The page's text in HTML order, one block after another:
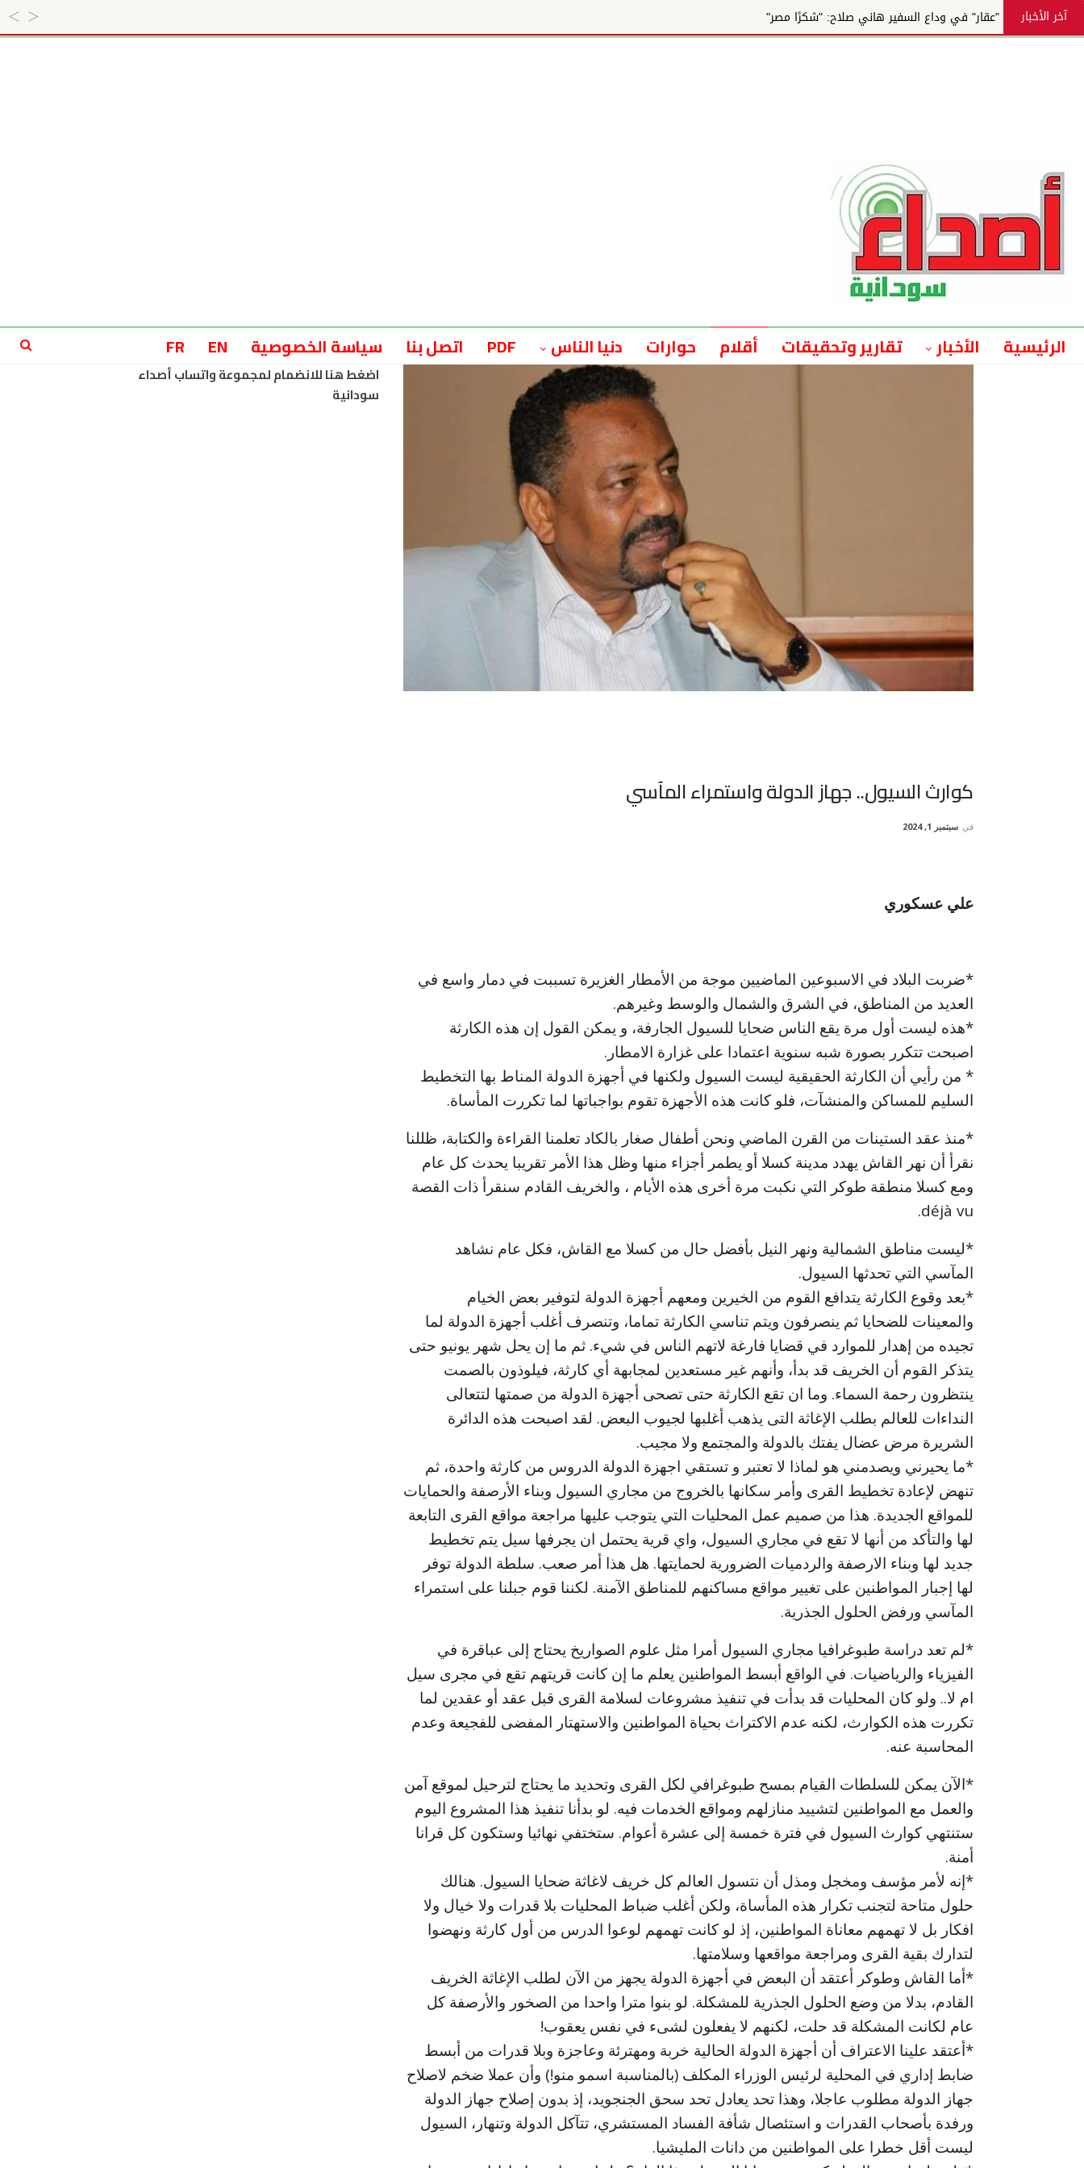
آخر الأخبار "عقار" في وداع السفير هاني صلاح: "شكرًا مصر"
الرئيسية الأخبار تقارير وتحقيقات أقلام حوارات دنيا الناس PDF اتصل بنا سياسة الخصوصية EN
FR
كوارث السيول.. جهاز الدولة واستمراء المآسي
في سبتمبر 1, 2024
علي عسكوري
*ضربت البلاد في الاسبوعين الماضيين موجة من الأمطار الغزيرة تسببت في دمار واسع في
العديد من المناطق، في الشرق والشمال والوسط وغيرهم.
*هذه ليست أول مرة يقع الناس ضحايا للسيول الجارفة، و يمكن القول إن هذه الكارثة
اصبحت تتكرر بصورة شبه سنوية اعتمادا على غزارة الامطار.
* من رأيي أن الكارثة الحقيقية ليست السيول ولكنها في أجهزة الدولة المناط بها التخطيط
السليم للمساكن والمنشآت، فلو كانت هذه الأجهزة تقوم بواجباتها لما تكررت المأساة.
*منذ عقد الستينات من القرن الماضي ونحن أطفال صغار بالكاد تعلمنا القراءة والكتابة، ظللنا
نقرأ أن نهر القاش يهدد مدينة كسلا أو يطمر أجزاء منها وظل هذا الأمر تقريبا يحدث كل عام
ومع كسلا منطقة طوكر التي نكبت مرة أخرى هذه الأيام ، والخريف القادم سنقرأ ذات القصة
déjà vu.
*ليست مناطق الشمالية ونهر النيل بأفضل حال من كسلا مع القاش، فكل عام نشاهد
المآسي التي تحدثها السيول.
*بعد وقوع الكارثة يتدافع القوم من الخيرين ومعهم أجهزة الدولة لتوفير بعض الخيام
والمعينات للضحايا ثم ينصرفون ويتم تناسي الكارثة تماما، وتنصرف أغلب أجهزة الدولة لما
تجيده من إهدار للموارد في قضايا فارغة لاتهم الناس في شيء. ثم ما إن يحل شهر يونيو حتى
يتذكر القوم أن الخريف قد بدأ، وأنهم غير مستعدين لمجابهة أي كارثة، فيلوذون بالصمت
ينتظرون رحمة السماء. وما ان تقع الكارثة حتى تصحى أجهزة الدولة من صمتها لتتعالى
النداءات للعالم بطلب الإغاثة التى يذهب أغلبها لجيوب البعض. لقد اصبحت هذه الدائرة
الشريرة مرض عضال يفتك بالدولة والمجتمع ولا مجيب.
*ما يحيرني ويصدمني هو لماذا لا تعتبر و تستقي اجهزة الدولة الدروس من كارثة واحدة، ثم
تنهض لإعادة تخطيط القرى وأمر سكانها بالخروج من مجاري السيول وبناء الأرصفة والحمايات
للمواقع الجديدة. هذا من صميم عمل المحليات التي يتوجب عليها مراجعة مواقع القرى التابعة
لها والتأكد من أنها لا تقع في مجاري السيول، واي قرية يحتمل ان يجرفها سيل يتم تخطيط
جديد لها وبناء الارصفة والردميات الضرورية لحمايتها. هل هذا أمر صعب. سلطة الدولة توفر
لها إجبار المواطنين على تغيير مواقع مساكنهم للمناطق الآمنة. لكننا قوم جبلنا على استمراء
المآسي ورفض الحلول الجذرية.
*لم تعد دراسة طبوغرافيا مجاري السيول أمرا مثل علوم الصواريخ يحتاج إلى عباقرة في
الفيزياء والرياضيات. في الواقع أبسط المواطنين يعلم ما إن كانت قريتهم تقع في مجرى سيل
ام لا.. ولو كان المحليات قد بدأت في تنفيذ مشروعات لسلامة القرى قبل عقد أو عقدين لما
تكررت هذه الكوارث، لكنه عدم الاكتراث بحياة المواطنين والاستهتار المفضى للفجيعة وعدم
المحاسبة عنه.
*الآن يمكن للسلطات القيام بمسح طبوغرافي لكل القرى وتحديد ما يحتاج لترحيل لموقع آمن
والعمل مع المواطنين لتشييد منازلهم ومواقع الخدمات فيه. لو بدأنا تنفيذ هذا المشروع اليوم
ستنتهي كوارث السيول في فترة خمسة إلى عشرة أعوام. ستختفي نهائيا وستكون كل قرانا
أمنة.
*إنه لأمر مؤسف ومخجل ومذل أن نتسول العالم كل خريف لاغاثة ضحايا السيول. هنالك
حلول متاحة لتجنب تكرار هذه المأساة، ولكن أغلب ضباط المحليات بلا قدرات ولا خيال ولا
افكار بل لا تهمهم معاناة المواطنين، إذ لو كانت تهمهم لوعوا الدرس من أول كارثة ونهضوا
لتدارك بقية القرى ومراجعة مواقعها وسلامتها.
*أما القاش وطوكر أعتقد أن البعض في أجهزة الدولة يجهز من الآن لطلب الإغاثة الخريف
القادم، بدلا من وضع الحلول الجذرية للمشكلة. لو بنوا مترا واحدا من الصخور والأرصفة كل
عام لكانت المشكلة قد حلت، لكنهم لا يفعلون لشىء في نفس يعقوب!
*أعتقد علينا الاعتراف أن أجهزة الدولة الحالية خربة ومهترئة وعاجزة وبلا قدرات من أبسط
ضابط إداري في المحلية لرئيس الوزراء المكلف (بالمناسبة اسمو منو!) وأن عملا ضخم لاصلاح
جهاز الدولة مطلوب عاجلا، وهذا تحد يعادل تحد سحق الجنجويد، إذ بدون إصلاح جهاز الدولة
ورفدة بأصحاب القدرات و استئصال شأفة الفساد المستشري، تتآكل الدولة وتنهار، السيول
ليست أقل خطرا على المواطنين من دانات المليشيا.
اضغط هنا للانضمام لمجموعة واتساب أصداء
سودانية